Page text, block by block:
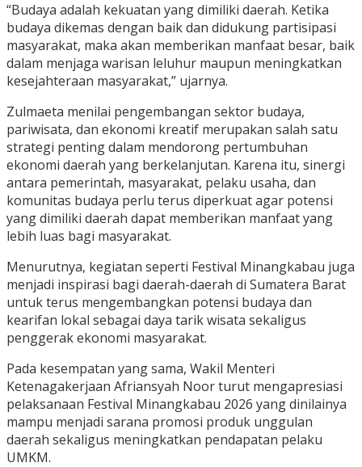
“Budaya adalah kekuatan yang dimiliki daerah. Ketika
budaya dikemas dengan baik dan didukung partisipasi
masyarakat, maka akan memberikan manfaat besar, baik
dalam menjaga warisan leluhur maupun meningkatkan
kesejahteraan masyarakat,” ujarnya.
Zulmaeta menilai pengembangan sektor budaya,
pariwisata, dan ekonomi kreatif merupakan salah satu
strategi penting dalam mendorong pertumbuhan
ekonomi daerah yang berkelanjutan. Karena itu, sinergi
antara pemerintah, masyarakat, pelaku usaha, dan
komunitas budaya perlu terus diperkuat agar potensi
yang dimiliki daerah dapat memberikan manfaat yang
lebih luas bagi masyarakat.
Menurutnya, kegiatan seperti Festival Minangkabau juga
menjadi inspirasi bagi daerah-daerah di Sumatera Barat
untuk terus mengembangkan potensi budaya dan
kearifan lokal sebagai daya tarik wisata sekaligus
penggerak ekonomi masyarakat.
Pada kesempatan yang sama, Wakil Menteri
Ketenagakerjaan Afriansyah Noor turut mengapresiasi
pelaksanaan Festival Minangkabau 2026 yang dinilainya
mampu menjadi sarana promosi produk unggulan
daerah sekaligus meningkatkan pendapatan pelaku
UMKM.